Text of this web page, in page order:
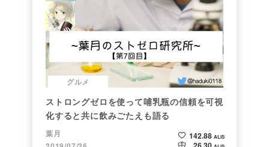
グルメ
ストロングゼロを使って哺乳瓶の信頼を可視
化すると共に飲みごたえも語る
葉月
142.88 ALIS